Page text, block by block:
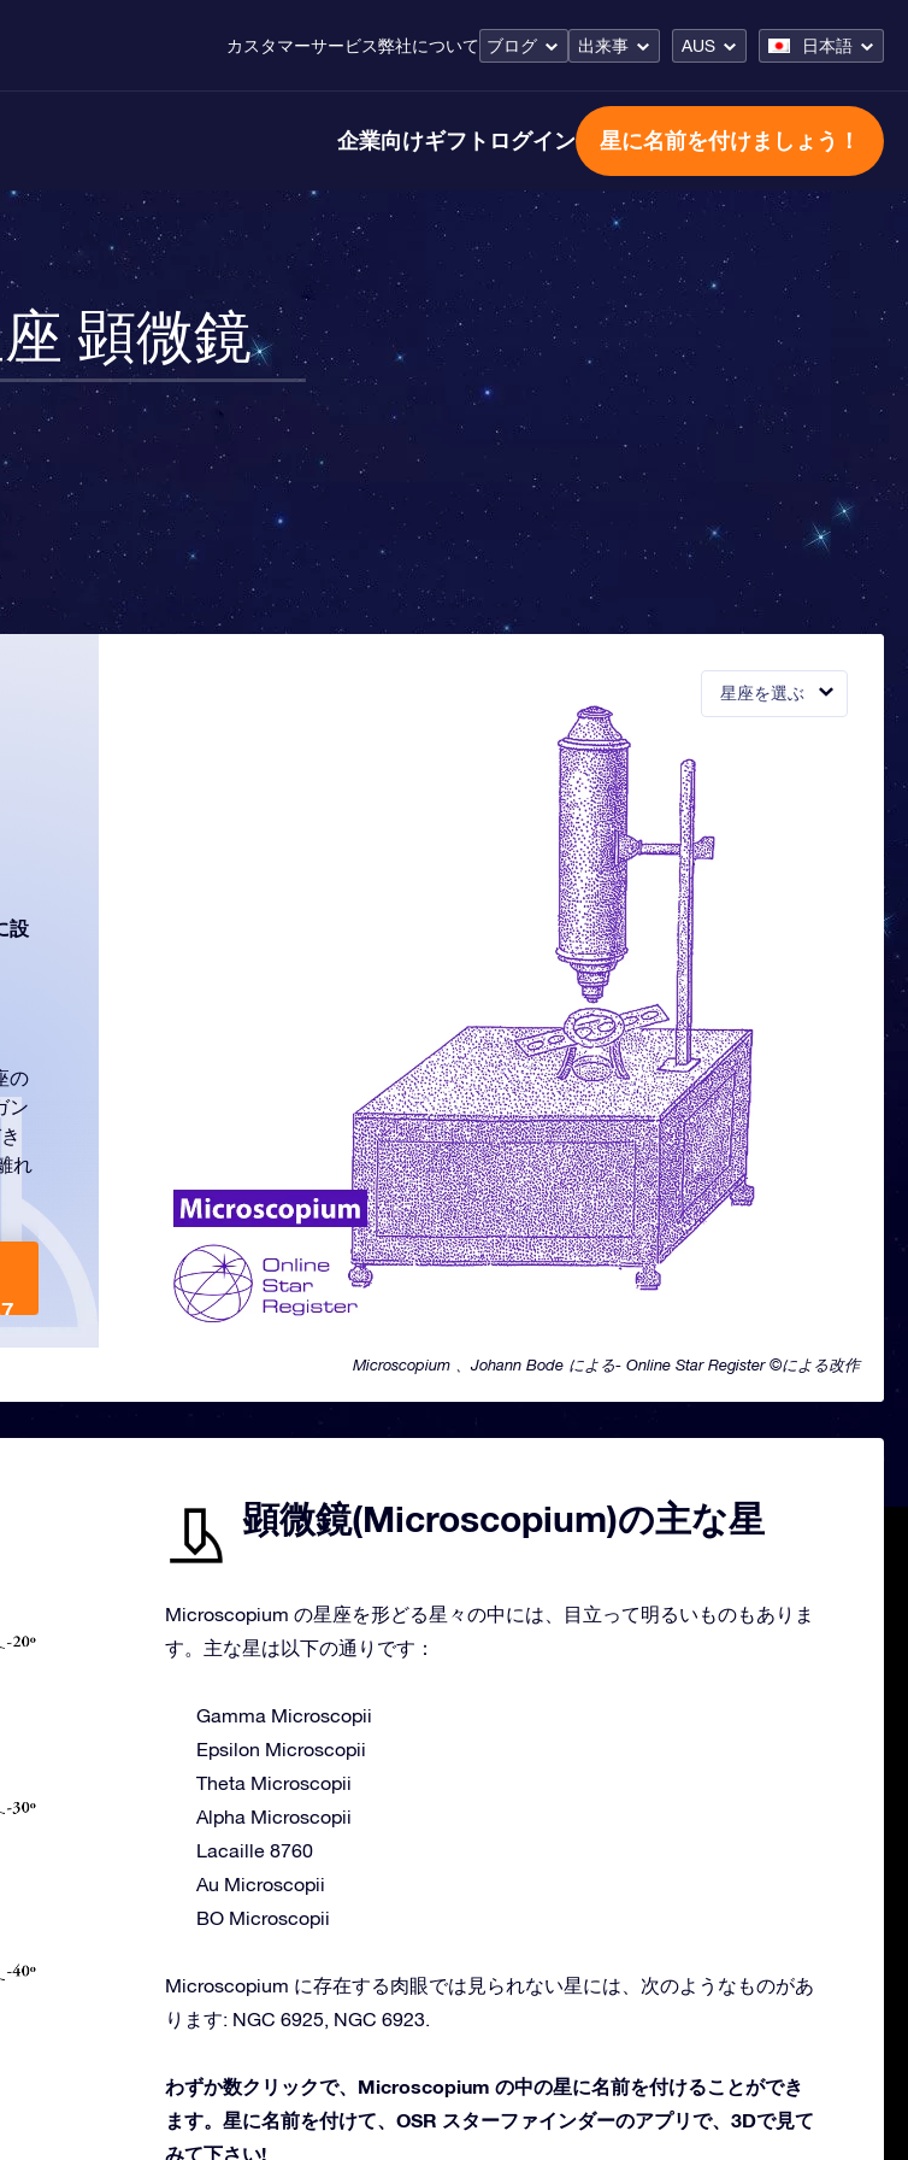
カスタマーサービス弊社について ブログ 出来事 AUS 日本語
企業向けギフト ログイン 星に名前を付けましょう！
顕微鏡
星座を選ぶ
Microscopium 、Johann Bode による- Online Star Register ©による改作
設
の
ン
れ
顕微鏡(Microscopium)の主な星
Microscopium の星座を形どる星々の中には、目立って明るいものもありま
す。主な星は以下の通りです：
Gamma Microscopii
Epsilon Microscopii
Theta Microscopii
Alpha Microscopii
Lacaille 8760
Au Microscopii
BO Microscopii
Microscopium に存在する肉眼では見られない星には、次のようなものがあ
ります: NGC 6925, NGC 6923.
わずか数クリックで、Microscopium の中の星に名前を付けることができ
ます。星に名前を付けて、OSR スターファインダーのアプリで、3Dで見て
みて下さい!